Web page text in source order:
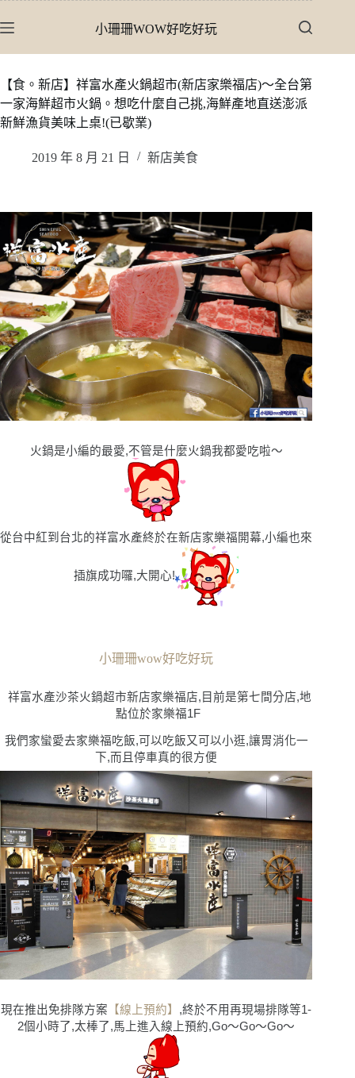
至
內
容
小珊珊WOW好吃好玩
【食。新店】祥富水產火鍋超市(新店家樂福店)〜全台第
一家海鮮超市火鍋。想吃什麼自己挑,海鮮產地直送澎派
新鮮漁貨美味上桌!(已歇業)
2019 年 8 月 21 日 新店美食
火鍋是小編的最愛,不管是什麼火鍋我都愛吃啦〜
從台中紅到台北的祥富水產終於在新店家樂福開幕,小編也來
插旗成功囉,大開心!
小珊珊wow好吃好玩
祥富水產沙茶火鍋超市新店家樂福店,目前是第七間分店,地
點位於家樂福1F
我們家蠻愛去家樂福吃飯,可以吃飯又可以小逛,讓胃消化一
下,而且停車真的很方便
現在推出免排隊方案 【線上預約】 ,終於不用再現場排隊等1-
2個小時了,太棒了,馬上進入線上預約,Go〜Go〜Go〜